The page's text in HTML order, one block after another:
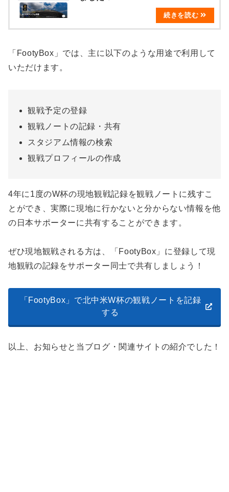
「FootyBox」では、主に以下のような用途で利用して
いただけます。
観戦予定の登録
観戦ノートの記録・共有
スタジアム情報の検索
観戦プロフィールの作成
4年に1度のW杯の現地観戦記録を観戦ノートに残すこ
とができ、実際に現地に行かないと分からない情報を他
の日本サポーターに共有することができます。
ぜひ現地観戦される方は、「FootyBox」に登録して現
地観戦の記録をサポーター同士で共有しましょう！
「FootyBox」で北中米W杯の観戦ノートを記録
する
以上、お知らせと当ブログ・関連サイトの紹介でした！